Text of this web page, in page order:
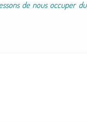
de nous occuper du